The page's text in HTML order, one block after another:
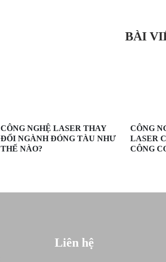
BÀI
CÔNG NGHỆ LASER THAY
ĐỔI NGÀNH ĐÓNG TÀU NHƯ
THẾ NÀO?
CÔNG
LASER
CÔNG
Liên hệ